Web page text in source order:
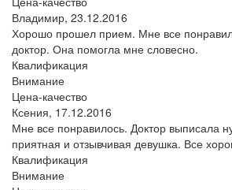
Владимир, 23.12.2016
Хорошо прошел прием. Мне все
доктор. Она помогла мне словесно.
Квалификация
Внимание
Цена-качество
Ксения, 17.12.2016
Мне все понравилось. Доктор выписала
приятная и отзывчивая девушка. Все
Квалификация
Внимание